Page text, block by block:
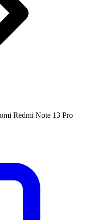
Redmi Note 13 Pro